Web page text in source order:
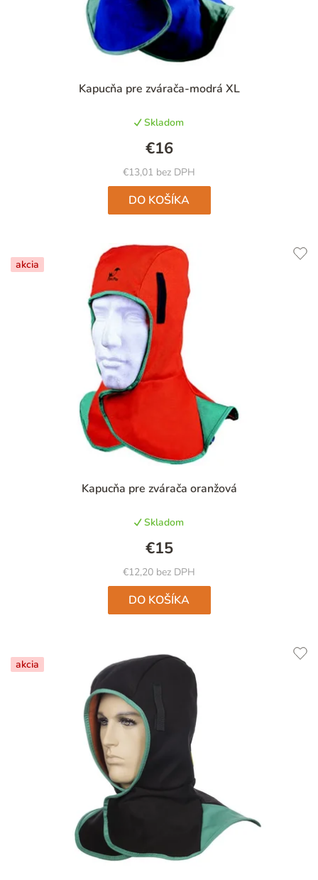
Kapucňa pre zvárača-modrá XL
Skladom
€13,01 bez DPH
€16
DO KOŠÍKA
akcia
Kapucňa pre zvárača oranžová
Priemerné
hodnotenie
je
5,0
z
5
hviezdičiek.
Skladom
€12,20 bez DPH
€15
DO KOŠÍKA
akcia